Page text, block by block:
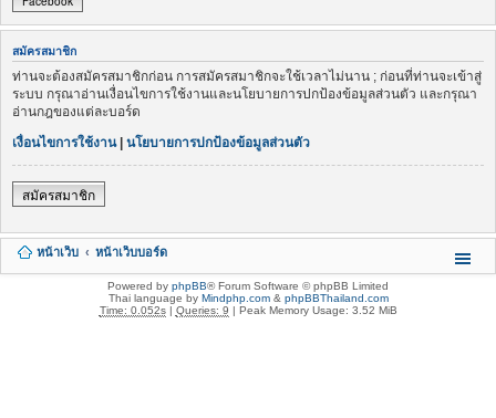
สมัครสมาชิก
ท่านจะต้องสมัครสมาชิกก่อน การสมัครสมาชิกจะใช้เวลาไม่นาน ; ก่อนที่ท่านจะเข้าสู่
ระบบ กรุณาอ่านเงื่อนไขการใช้งานและนโยบายการปกป้องข้อมูลส่วนตัว และกรุณา
อ่านกฎของแต่ละบอร์ด
เงื่อนไขการใช้งาน| นโยบายการปกป้องข้อมูลส่วนตัว
สมัครสมาชิก
หน้าเว็บ หน้าเว็บบอร์ด
Powered by phpBB® Forum Software © phpBB Limited
Thai language by Mindphp.com& phpBBThailand.com
Time: 0.052s| Queries: 9 | Peak Memory Usage: 3.52 MiB